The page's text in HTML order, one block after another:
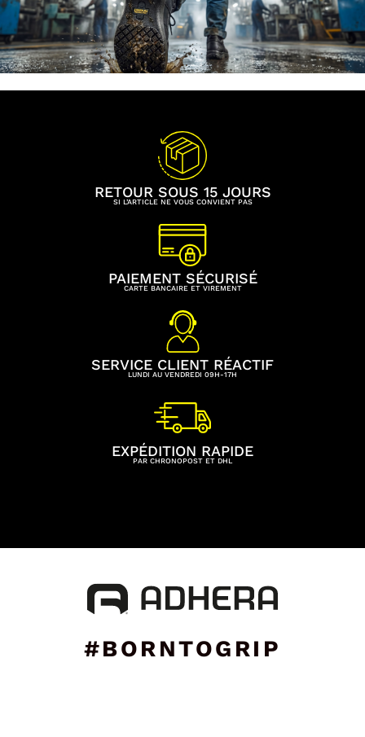
RETOUR SOUS 15 JOURS
SI L’ARTICLE NE VOUS CONVIENT PAS
PAIEMENT SÉCURISÉ
CARTE BANCAIRE ET VIREMENT
SERVICE CLIENT RÉACTIF
LUNDI AU VENDREDI 09H-17H
EXPÉDITION RAPIDE
PAR CHRONOPOST ET DHL
#BORNTOGRIP